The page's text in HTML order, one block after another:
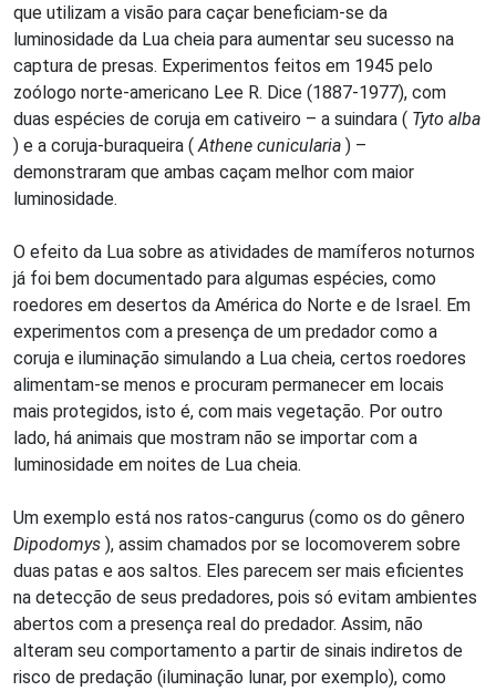
que utilizam a visão para caçar beneficiam-se da
luminosidade da Lua cheia para aumentar seu sucesso na
captura de presas. Experimentos feitos em 1945 pelo
zoólogo norte-americano Lee R. Dice (1887-1977), com
duas espécies de coruja em cativeiro – a suindara ( Tyto alba
) e a coruja-buraqueira (Athene cunicularia ) –
demonstraram que ambas caçam melhor com maior
luminosidade.
O efeito da Lua sobre as atividades de mamíferos noturnos
já foi bem documentado para algumas espécies, como
roedores em desertos da América do Norte e de Israel. Em
experimentos com a presença de um predador como a
coruja e iluminação simulando a Lua cheia, certos roedores
alimentam-se menos e procuram permanecer em locais
mais protegidos, isto é, com mais vegetação. Por outro
lado, há animais que mostram não se importar com a
luminosidade em noites de Lua cheia.
Um exemplo está nos ratos-cangurus (como os do gênero
Dipodomys ), assim chamados por se locomoverem sobre
duas patas e aos saltos. Eles parecem ser mais eficientes
na detecção de seus predadores, pois só evitam ambientes
abertos com a presença real do predador. Assim, não
alteram seu comportamento a partir de sinais indiretos de
risco de predação (iluminação lunar, por exemplo), como